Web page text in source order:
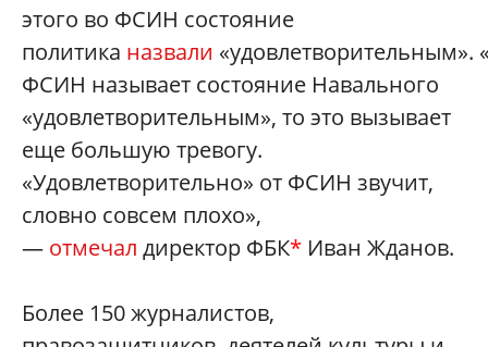
этого во ФСИН состояние
политика назвали «удовлетворительным».
ФСИН называет состояние Навального
«удовлетворительным», то это вызывает
еще большую тревогу.
«Удовлетворительно» от ФСИН звучит,
словно совсем плохо»,
— отмечал директор ФБК* Иван Жданов.
Более 150 журналистов,